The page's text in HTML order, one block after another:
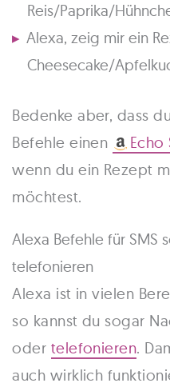
Reis/Paprika/
Alexa, zeig mir ein
Cheesecake/
Bedenke aber, dass
Befehle einen
Echo
wenn du ein Rezept
möchtest.
Alexa Befehle für SMS
telefonieren
Alexa ist in vielen
so kannst du sogar
oder telefonieren.
auch wirklich